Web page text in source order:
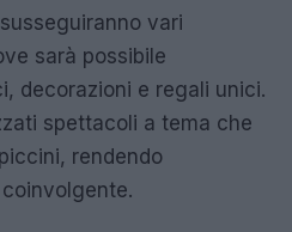
vari
sarà possibile
decorazioni e regali unici.
spettacoli a tema che
rendendo
coinvolgente.